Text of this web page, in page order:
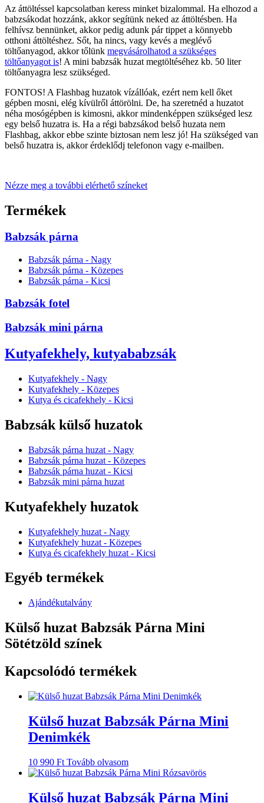
Az áttöltéssel kapcsolatban keress minket bizalommal. Ha elhozod a
babzsákodat hozzánk, akkor segítünk neked az áttöltésben. Ha
felhívsz bennünket, akkor pedig adunk pár tippet a könnyebb
otthoni áttöltéshez. Sőt, ha nincs, vagy kevés a meglévő
töltőanyagod, akkor tőlünk megvásárolhatod a szükséges
töltőanyagot is! A mini babzsák huzat megtöltéséhez kb. 50 liter
töltőanyagra lesz szükséged.
FONTOS! A Flashbag huzatok vízállóak, ezért nem kell őket
gépben mosni, elég kívülről áttörölni. De, ha szeretnéd a huzatot
néha mosógépben is kimosni, akkor mindenképpen szükséged lesz
egy belső huzatra is. Ha a régi babzsákod belső huzata nem
Flashbag, akkor ebbe szinte biztosan nem lesz jó! Ha szükséged van
belső huzatra is, akkor érdeklődj telefonon vagy e-mailben.
Nézze meg a további elérhető színeket
Termékek
Babzsák párna
Babzsák párna - Nagy
Babzsák párna - Közepes
Babzsák párna - Kicsi
Babzsák fotel
Babzsák mini párna
Kutyafekhely, kutyababzsák
Kutyafekhely - Nagy
Kutyafekhely - Közepes
Kutya és cicafekhely - Kicsi
Babzsák külső huzatok
Babzsák párna huzat - Nagy
Babzsák párna huzat - Közepes
Babzsák párna huzat - Kicsi
Babzsák mini párna huzat
Kutyafekhely huzatok
Kutyafekhely huzat - Nagy
Kutyafekhely huzat - Közepes
Kutya és cicafekhely huzat - Kicsi
Egyéb termékek
Ajándékutalvány
Külső huzat Babzsák Párna Mini
Sötétzöld színek
Kapcsolódó termékek
Külső huzat Babzsák Párna Mini
Denimkék
10 990 Ft Tovább olvasom
Külső huzat Babzsák Párna Mini